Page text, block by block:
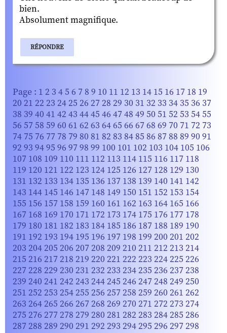
bien.
Absolument magnifique.
RÉPONDRE
Page : 1 2 3 45 6 7 8 9 10 11 12 13 14 15 16 17 18 19
20 21 22 23 24 25 26 27 28 29 30 31 32 33 34 35 36 37
38 39 40 41 42 43 4445 46 47 48 49 50 51 52 53 5455
56 57 58 59 60 61 62 63 6465 66 6768 69 70 71 72 73
74 75 76 77 78 79 80 81 82 83 8485 86 8788 89 90 91
92 93 9495 96 97 98 99 100 101 102 103 104 105 106
107 108 109 110 111 112 113 114 115 116 117 118
119 120 121 122 123 124 125 126 127 128 129 130
131 132 133 134 135 136 137 138 139 140 141 142
143 144 145 146 147 148 149 150 151 152 153 154
155 156 157 158 159 160 161 162 163 164 165 166
167 168 169 170 171 172 173 174 175 176 177 178
179 180 181 182 183 184 185 186 187 188 189 190
191 192 193 194 195 196 197 198 199 200 201 202
203 204 205 206 207 208 209 210 211 212 213 214
215 216 217 218 219 220 221 222 223 224225 226
227 228 229 230 231 232 233 234 235 236 237238
239 240 241 242 243 244 245 246 247 248 249 250
251 252 253 254 255 256 257 258 259 260 261 262
263 264 265 266 267 268 269 270 271 272 273 274
275 276 277 278 279 280 281 282 283 284285 286
287 288 289 290 291 292 293 294 295 296 297298